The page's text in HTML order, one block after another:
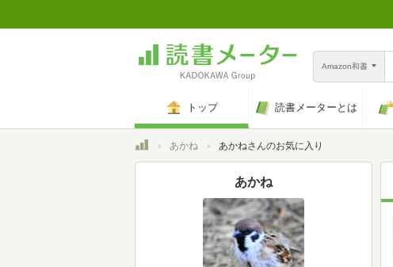
Amazon和書
トップ 読書メーターとは
トップあかね あかねさんのお気に入り
あかね